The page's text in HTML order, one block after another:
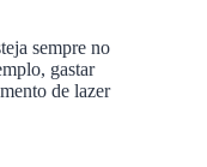
sempre no
gastar
de lazer